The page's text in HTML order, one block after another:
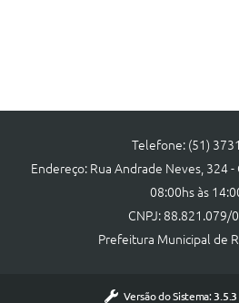
Telefone: (51)
Endereço: Rua Andrade Neves, 324
08:00hs às
CNPJ: 88.821.079/
Prefeitura Municipal de
Versão do Sistema: